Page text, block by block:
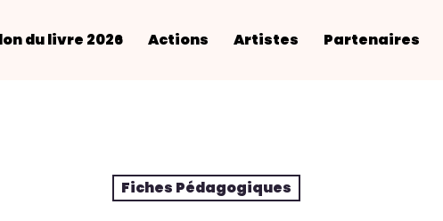
du livre 2026 Actions Artistes Partenaires
Fiches Pédagogiques